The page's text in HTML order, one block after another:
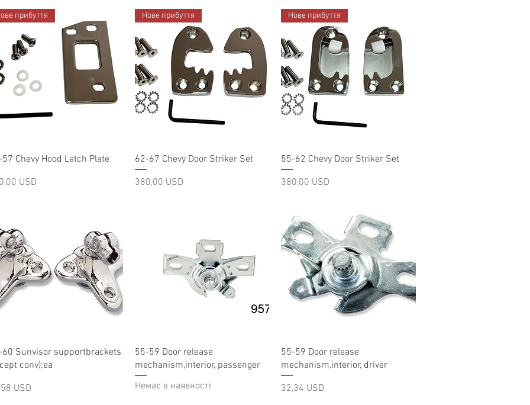
Швидкий перегляд
прибуття
Chevy Hood Latch Plate
USD
Швидкий перегляд
Нове прибуття
62-67 Chevy Door Striker Set
Ціна
380,00 USD
Швидкий перегляд
Нове прибуття
55-62 Chevy Door Striker Set
Ціна
380,00 USD
Швидкий перегляд
60 Sunvisor supportbrackets
conv);ea
USD
Швидкий перегляд
55-59 Door release
mechanism,interior, passenger
Немає в наявності
Швидкий перегляд
55-59 Door release
mechanism,interior, driver
Ціна
32,34 USD